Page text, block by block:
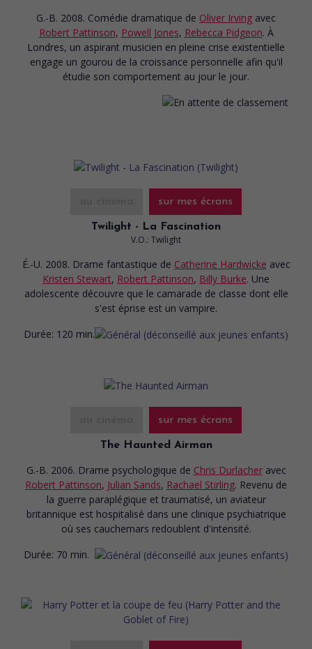
G.-B. 2008. Comédie dramatique de Oliver Irving avec
Robert Pattinson, Powell Jones, Rebecca Pidgeon. À
Londres, un aspirant musicien en pleine crise existentielle
engage un gourou de la croissance personnelle afin qu'il
étudie son comportement au jour le jour.
sur mes écrans
Twilight - La Fascination
V.O.: Twilight
É.-U. 2008. Drame fantastique de Catherine Hardwicke avec
Kristen Stewart, Robert Pattinson, Billy Burke. Une
adolescente découvre que le camarade de classe dont elle
s'est éprise est un vampire.
Durée: 120 min.
sur mes écrans
The Haunted Airman
G.-B. 2006. Drame psychologique de Chris Durlacher avec
Robert Pattinson, Julian Sands, Rachael Stirling. Revenu de
la guerre paraplégique et traumatisé, un aviateur
britannique est hospitalisé dans une clinique psychiatrique
où ses cauchemars redoublent d'intensité.
Durée: 70 min.